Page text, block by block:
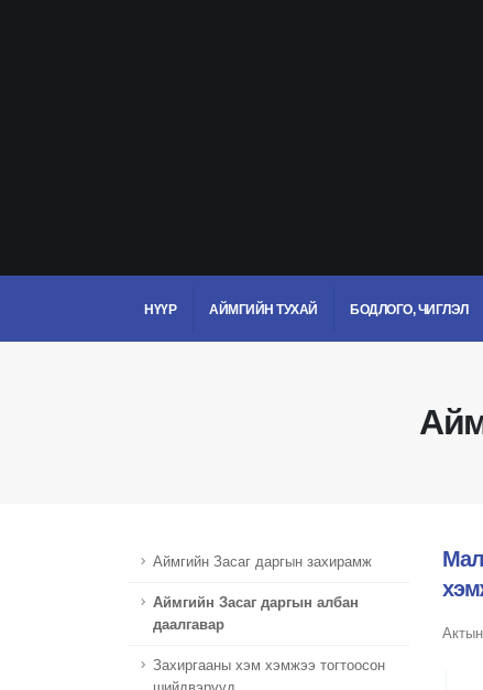
НҮҮР АЙМГИЙН ТУХАЙ БОДЛОГО, ЧИГЛЭЛ
Аймгийн Засаг даргын захирамж
Аймгийн Засаг даргын албан
даалгавар
Захиргааны хэм хэмжээ тогтоосон